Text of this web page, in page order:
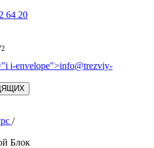
64 20
i-envelope">info@trezviy-
/
Блок